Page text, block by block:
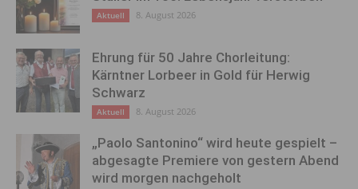
Aktuell 8. August 2026
Ehrung für 50 Jahre Chorleitung:
Kärntner Lorbeer in Gold für Herwig
Schwarz
Aktuell 8. August 2026
„Paolo Santonino“ wird heute gespielt –
abgesagte Premiere von gestern Abend
wird morgen nachgeholt